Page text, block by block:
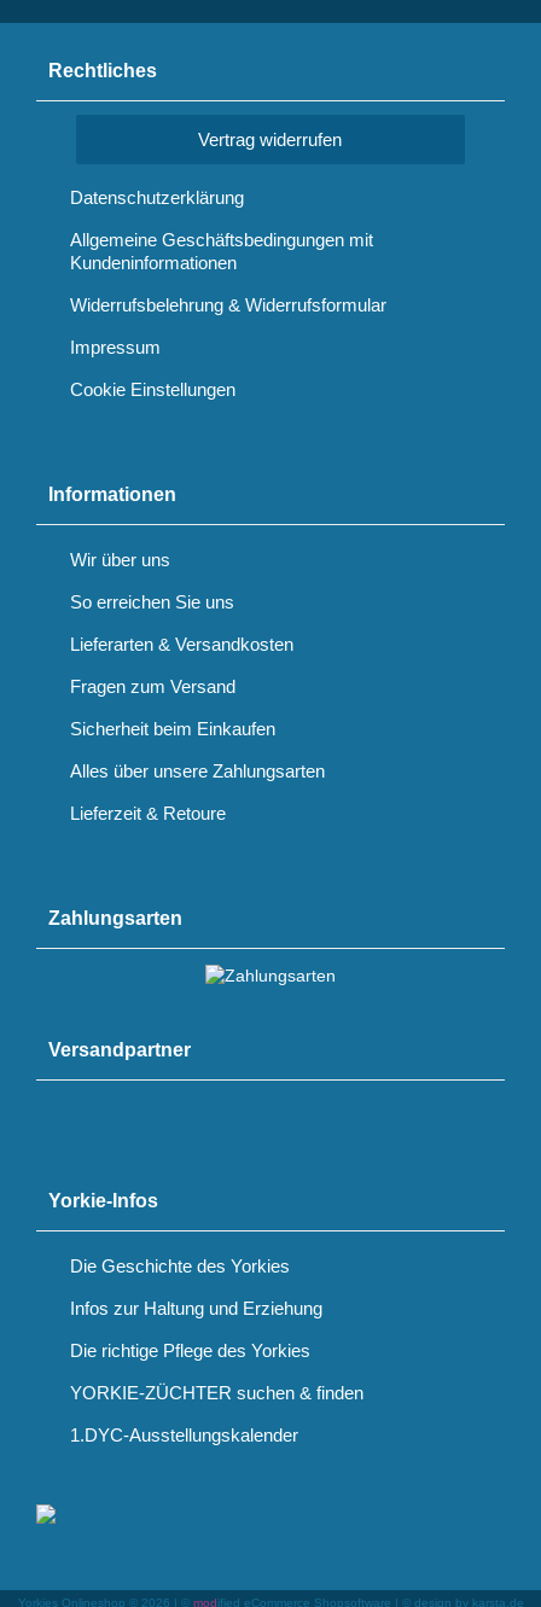
Rechtliches
Vertrag widerrufen
Datenschutzerklärung
Allgemeine Geschäftsbedingungen mit
Kundeninformationen
Widerrufsbelehrung & Widerrufsformular
Impressum
Cookie Einstellungen
Informationen
Wir über uns
So erreichen Sie uns
Lieferarten & Versandkosten
Fragen zum Versand
Sicherheit beim Einkaufen
Alles über unsere Zahlungsarten
Lieferzeit & Retoure
Zahlungsarten
Versandpartner
Yorkie-Infos
Die Geschichte des Yorkies
Infos zur Haltung und Erziehung
Die richtige Pflege des Yorkies
YORKIE-ZÜCHTER suchen & finden
1.DYC-Ausstellungskalender
Yorkies Onlineshop © 2026 | © modified eCommerce Shopsoftware | © design by karsta.de